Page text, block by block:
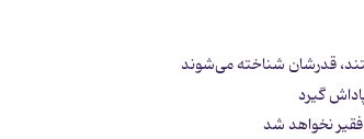
قدرشان‌ شناخته می‌شوند
گیرد
نخواهد شد